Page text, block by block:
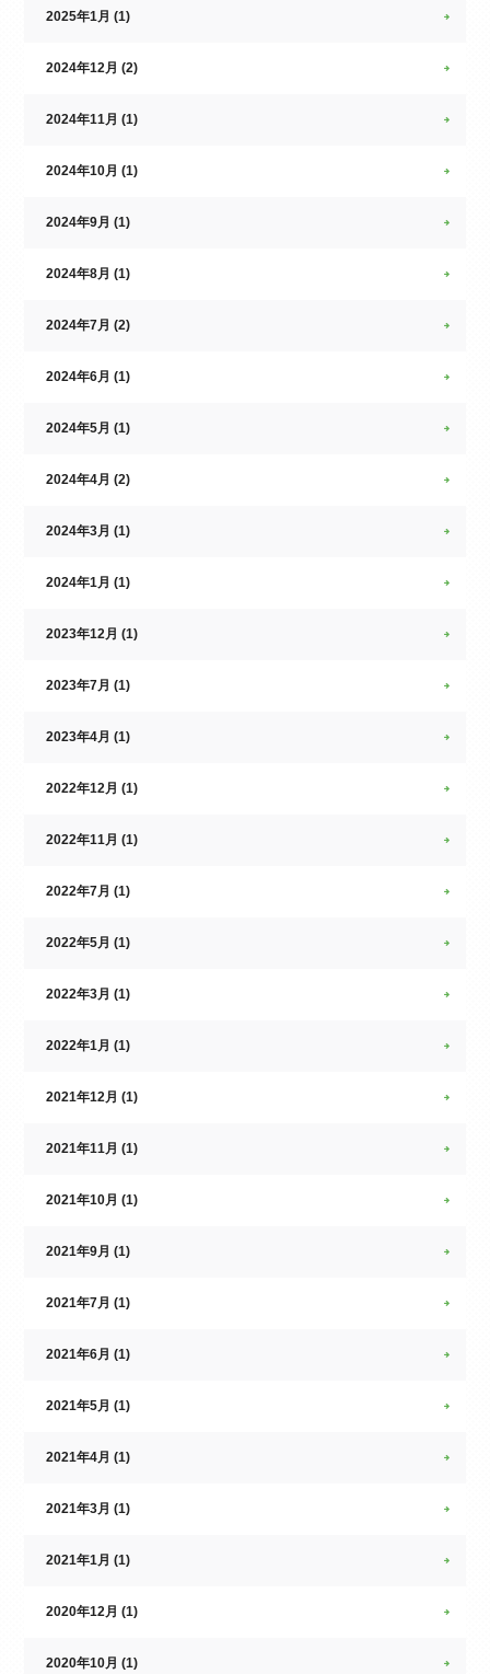
2025年1月 (1)
2024年12月 (2)
2024年11月 (1)
2024年10月 (1)
2024年9月 (1)
2024年8月 (1)
2024年7月 (2)
2024年6月 (1)
2024年5月 (1)
2024年4月 (2)
2024年3月 (1)
2024年1月 (1)
2023年12月 (1)
2023年7月 (1)
2023年4月 (1)
2022年12月 (1)
2022年11月 (1)
2022年7月 (1)
2022年5月 (1)
2022年3月 (1)
2022年1月 (1)
2021年12月 (1)
2021年11月 (1)
2021年10月 (1)
2021年9月 (1)
2021年7月 (1)
2021年6月 (1)
2021年5月 (1)
2021年4月 (1)
2021年3月 (1)
2021年1月 (1)
2020年12月 (1)
2020年10月 (1)